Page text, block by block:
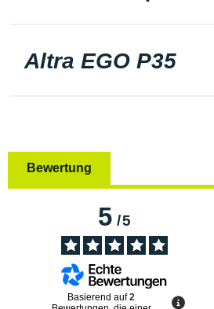
Altra EGO P35
Bewertung
5/5
Basierend auf2